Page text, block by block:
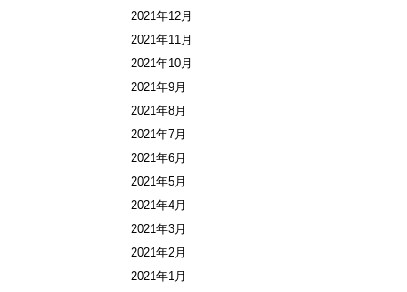
2021年12月
2021年11月
2021年10月
2021年9月
2021年8月
2021年7月
2021年6月
2021年5月
2021年4月
2021年3月
2021年2月
2021年1月